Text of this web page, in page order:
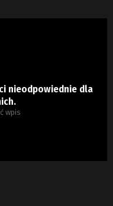
nieodpowiednie dla
wpis